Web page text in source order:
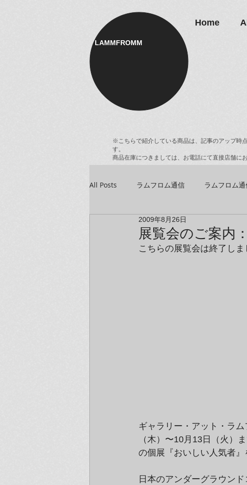
LAMMFROMM​
Home
※こちらで紹介している商品は、記事のアップ時
す。
商品在庫につきましては、お電話にて直接店舗に
All Posts ラムフロム通信 ラムフロム
アーティスト＆クリエイター紹介
展覧会のご案内
2009年8月26日
こちらの展覧会は終了しま
ギャラリー・アット・ラ
（木）〜10月13日（火）
の個展『おいしい人気者』
日本のアンダーグラウン